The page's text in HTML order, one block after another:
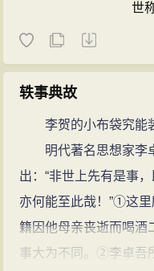
世
裔
轶事典故
李贺的小布袋究能装
明代著名思想家李
出：“非世上先有是事
亦何能至此哉！”①这里
籍因他母亲丧逝而喝酒
事大为不同。②李卓吾